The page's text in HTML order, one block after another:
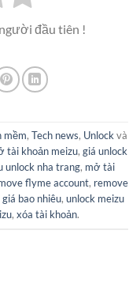
đầu tiên !
mềm, Tech news, Unlockvà
tài khoản meizu, giá unlock
unlock nha trang, mở tài
flyme account, remove
bao nhiêu, unlock meizu
, xóa tài khoản.